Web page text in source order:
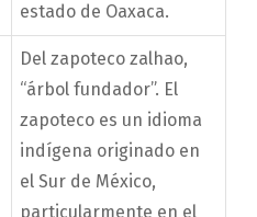
estado de Oaxaca.
Del zapoteco zalhao,
“árbol fundador”. El
zapoteco es un idioma
indígena originado en
el Sur de México,
particularmente en el